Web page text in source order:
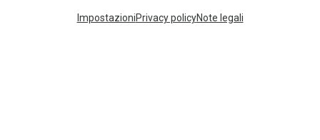
I più cercatiImpostazioniPrivacy policyNote legali